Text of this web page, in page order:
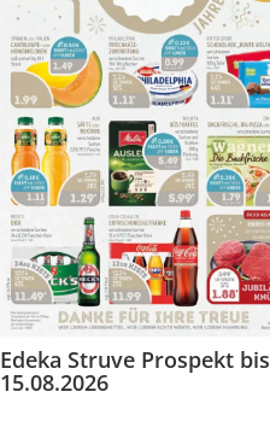
Edeka Struve Prospekt bis
15.08.2026